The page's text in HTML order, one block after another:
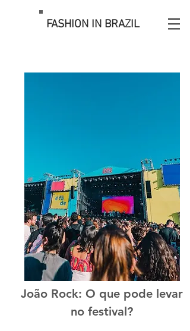
FASHION IN BRAZIL
João Rock: O que pode levar
no festival?